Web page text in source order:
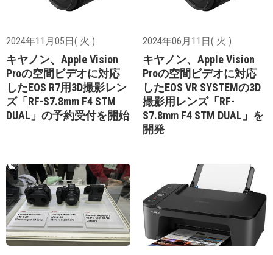
2024年11月05日( 火 )
キヤノン、Apple Vision
Proの空間ビデオに対応
したEOS R7用3D撮影レン
ズ「RF-S7.8mm F4 STM
DUAL」の予約受付を開始
2024年06月11日( 火 )
キヤノン、Apple Vision
Proの空間ビデオに対応
したEOS VR SYSTEMの3D
撮影用レンズ「RF-
S7.8mm F4 STM DUAL」を
開発